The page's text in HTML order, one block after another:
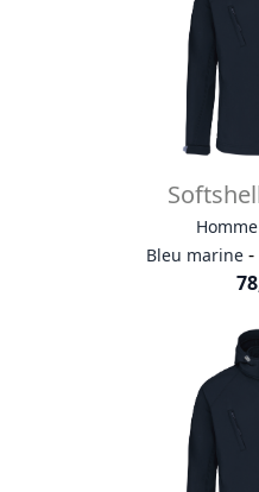
Homme
Bleu marine -